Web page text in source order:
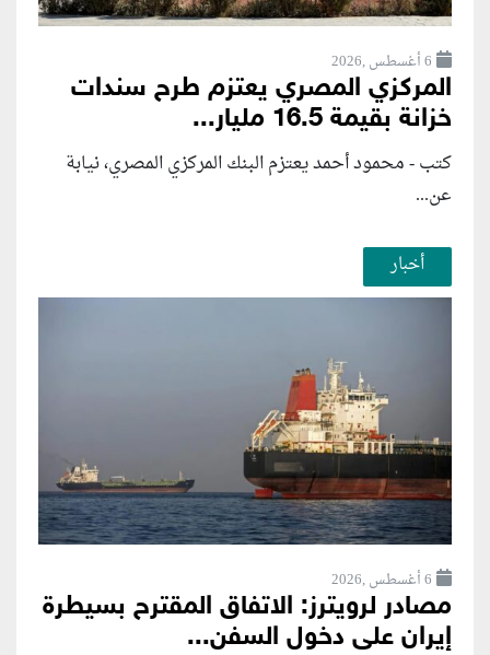
6 أغسطس ,2026
المركزي المصري يعتزم طرح سندات
خزانة بقيمة 16.5 مليار...
كتب - محمود أحمد يعتزم البنك المركزي المصري، نيابة
عن...
أخبار
6 أغسطس ,2026
مصادر لرويترز: الاتفاق المقترح بسيطرة
إيران على دخول السفن...